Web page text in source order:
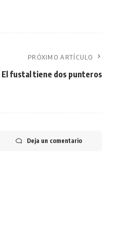
PRÓXIMO ARTÍCULO
El fustal tiene dos punteros
Deja un comentario